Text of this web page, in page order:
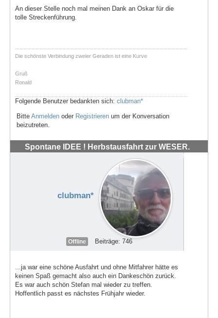
An dieser Stelle noch mal meinen Dank an Oskar für die
tolle Streckenführung.
Die schönste Verbindung zweier Geraden ist eine Kurve
Gruß
Ronald
Folgende Benutzer bedankten sich: clubman*
Bitte Anmelden oder Registrieren um der Konversation
beizutreten.
Spontane IDEE ! Herbstausfahrt zur WESER.
#72042
clubman*
Offline Beiträge: 746
...ja war eine schöne Ausfahrt und ohne Mitfahrer hätte es
keinen Spaß gemacht also auch ein Dankeschön zurück.
Es war auch schön Stefan mal wieder zu treffen.
Hoffentlich passt es nächstes Frühjahr wieder.